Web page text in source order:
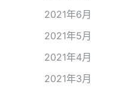
2021年6月
2021年5月
2021年4月
2021年3月